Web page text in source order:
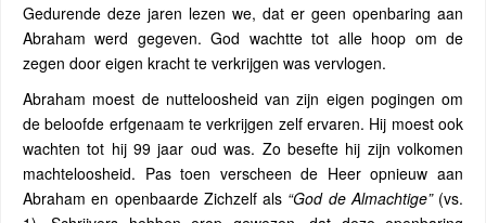
Gedurende deze jaren lezen we, dat er geen openbaring aan
Abraham werd gegeven. God wachtte tot alle hoop om de
zegen door eigen kracht te verkrijgen was vervlogen.
Abraham moest de nutteloosheid van zijn eigen pogingen om
de beloofde erfgenaam te verkrijgen zelf ervaren. Hij moest ook
wachten tot hij 99 jaar oud was. Zo besefte hij zijn volkomen
machteloosheid. Pas toen verscheen de Heer opnieuw aan
Abraham en openbaarde Zichzelf als “God de Almachtige”(vs.